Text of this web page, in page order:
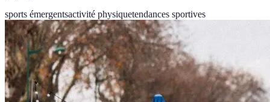
sports émergentsactivité physiquetendances sportives